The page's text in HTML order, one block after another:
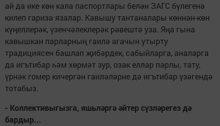
ай да ике көн кала паспортлары белән ЗАГС бүлегенә
килеп гариза язалар. Кавышу тантаналары көннән-көн
күңеллерәк, үзенчәлеклерәк рәвештә уза. Яңа гына
кавышкан парларның гаилә агачын утырту
традициясен башлап җибәрдек, сабыйларга, аналарга
да игътибар һәм хөрмәт зур, озак еллар парлы, тату,
үрнәк гомер кичергән гаиләләрне дә игътибар үзәгендә
тотабыз.
- Коллективыгызга, яшьләргә әйтер сүзләрегез дә
бардыр...